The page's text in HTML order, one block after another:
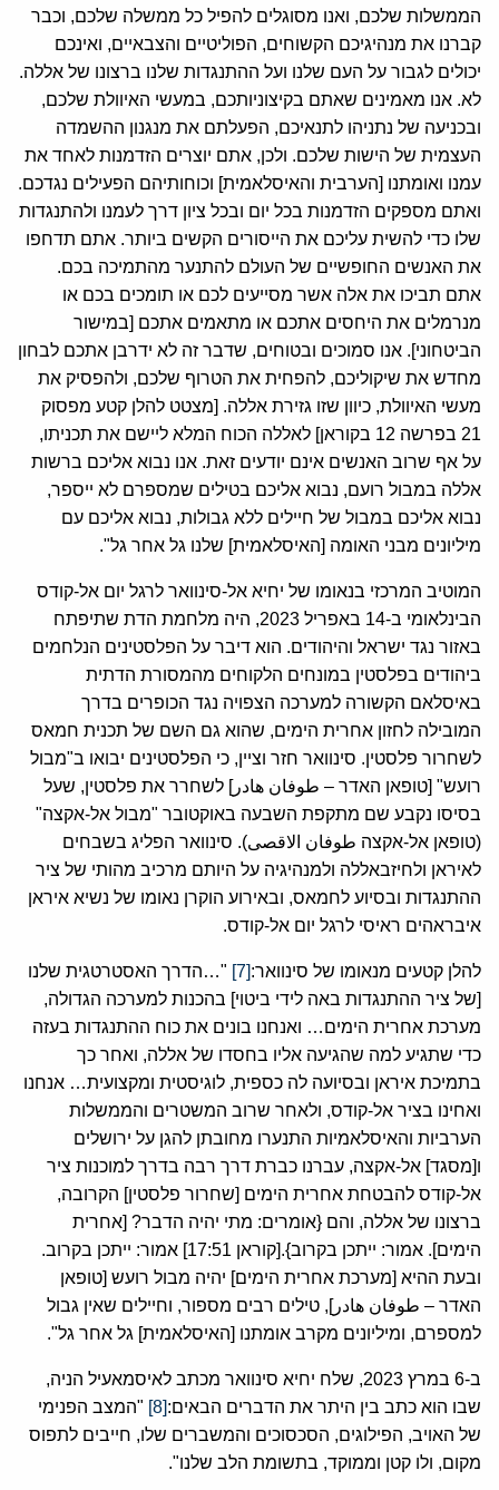
הממשלות שלכם, ואנו מסוגלים להפיל כל ממשלה שלכם, וכבר
קברנו את מנהיגיכם הקשוחים, הפוליטיים והצבאיים, ואינכם
יכולים לגבור על העם שלנו ועל ההתנגדות שלנו ברצונו של אללה.
לא. אנו מאמינים שאתם בקיצוניותכם, במעשי האיוולת שלכם,
ובכניעה של נתניהו לתנאיכם, הפעלתם את מנגנון ההשמדה
העצמית של הישות שלכם. ולכן, אתם יוצרים הזדמנות לאחד את
עמנו ואומתנו [הערבית והאיסלאמית] וכוחותיהם הפעילים נגדכם.
ואתם מספקים הזדמנות בכל יום ובכל ציון דרך לעמנו ולהתנגדות
שלו כדי להשית עליכם את הייסורים הקשים ביותר. אתם תדחפו
את האנשים החופשיים של העולם להתנער מהתמיכה בכם.
אתם תביכו את אלה אשר מסייעים לכם או תומכים בכם או
מנרמלים את היחסים אתכם או מתאמים אתכם [במישור
הביטחוני]. אנו סמוכים ובטוחים, שדבר זה לא ידרבן אתכם לבחון
מחדש את שיקוליכם, להפחית את הטרוף שלכם, ולהפסיק את
מעשי האיוולת, כיוון שזו גזירת אללה. [מצטט להלן קטע מפסוק
21 בפרשה 12 בקוראן] לאללה הכוח המלא ליישם את תכניתו,
על אף שרוב האנשים אינם יודעים זאת. אנו נבוא אליכם ברשות
אללה במבול רועם, נבוא אליכם בטילים שמספרם לא ייספר,
נבוא אליכם במבול של חיילים ללא גבולות, נבוא אליכם עם
מיליונים מבני האומה [האיסלאמית] שלנו גל אחר גל".
המוטיב המרכזי בנאומו של יחיא אל-סינוואר לרגל יום אל-קודס
הבינלאומי ב-14 באפריל 2023, היה מלחמת הדת שתיפתח
באזור נגד ישראל והיהודים. הוא דיבר על הפלסטינים הנלחמים
ביהודים בפלסטין במונחים הלקוחים מהמסורת הדתית
באיסלאם הקשורה למערכה הצפויה נגד הכופרים בדרך
המובילה לחזון אחרית הימים, שהוא גם השם של תכנית חמאס
לשחרור פלסטין. סינוואר חזר וציין, כי הפלסטינים יבואו ב"מבול
רועש" [טופאן האדר – طوفان هادر] לשחרר את פלסטין, שעל
בסיסו נקבע שם מתקפת השבעה באוקטובר "מבול אל-אקצה"
(טופאן אל-אקצה طوفان الاقصى). סינוואר הפליג בשבחים
לאיראן ולחיזבאללה ולמנהיגיה על היותם מרכיב מהותי של ציר
ההתנגדות ובסיוע לחמאס, ובאירוע הוקרן נאומו של נשיא איראן
איבראהים ראיסי לרגל יום אל-קודס.
להלן קטעים מנאומו של סינוואר:[7]
"…הדרך האסטרטגית שלנו
[של ציר ההתנגדות באה לידי ביטוי] בהכנות למערכה הגדולה,
מערכת אחרית הימים… ואנחנו בונים את כוח ההתנגדות בעזה
כדי שתגיע למה שהגיעה אליו בחסדו של אללה, ואחר כך
בתמיכת איראן ובסיועה לה כספית, לוגיסטית ומקצועית… אנחנו
ואחינו בציר אל-קודס, ולאחר שרוב המשטרים והממשלות
הערביות והאיסלאמיות התנערו מחובתן להגן על ירושלים
ו[מסגד] אל-אקצה, עברנו כברת דרך רבה בדרך למוכנות ציר
אל-קודס להבטחת אחרית הימים [שחרור פלסטין] הקרובה,
ברצונו של אללה, והם {אומרים: מתי יהיה הדבר? [אחרית
הימים]. אמור: ייתכן בקרוב}.[קוראן 17:51] אמור: ייתכן בקרוב.
ובעת ההיא [מערכת אחרית הימים] יהיה מבול רועש [טופאן
האדר – طوفان هادر], טילים רבים מספור, וחיילים שאין גבול
למספרם, ומיליונים מקרב אומתנו [האיסלאמית] גל אחר גל".
ב-6 במרץ 2023, שלח יחיא סינוואר מכתב לאיסמאעיל הניה,
שבו הוא כתב בין היתר את הדברים הבאים:[8]
"המצב הפנימי
של האויב, הפילוגים, הסכסוכים והמשברים שלו, חייבים לתפוס
מקום, ולו קטן וממוקד, בתשומת הלב שלנו".